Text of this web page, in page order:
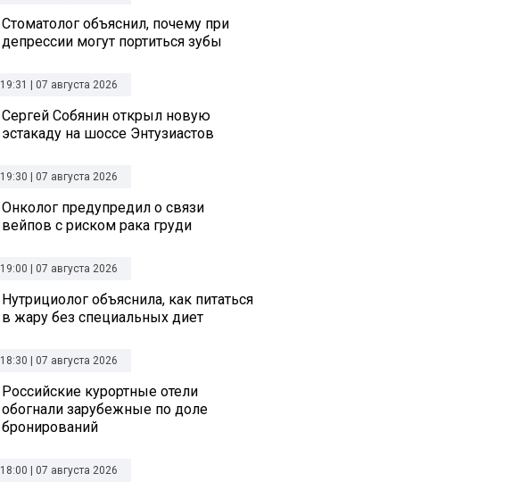
Стоматолог объяснил, почему при
депрессии могут портиться зубы
19:31 | 07 августа 2026
Сергей Собянин открыл новую
эстакаду на шоссе Энтузиастов
19:30 | 07 августа 2026
Онколог предупредил о связи
вейпов с риском рака груди
19:00 | 07 августа 2026
Нутрициолог объяснила, как питаться
в жару без специальных диет
18:30 | 07 августа 2026
Российские курортные отели
обогнали зарубежные по доле
бронирований
18:00 | 07 августа 2026